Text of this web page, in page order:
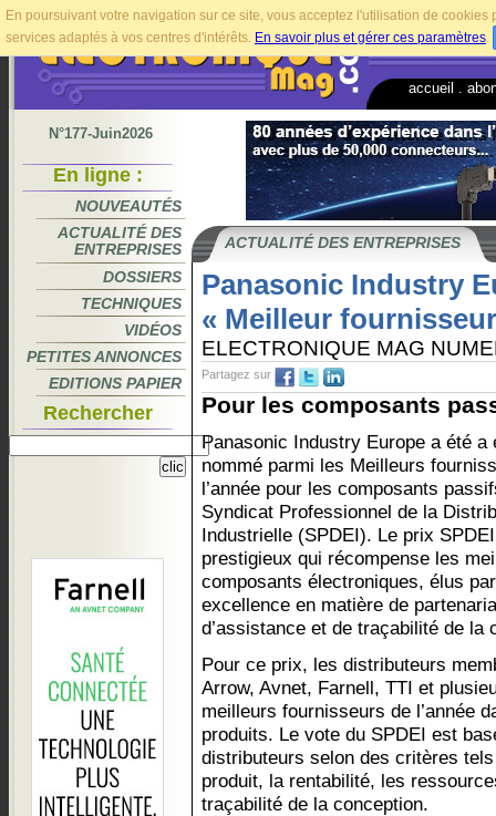
En poursuivant votre navigation sur ce site, vous acceptez l'utilisation de
services adaptés à vos centres d'intérêts. En savoir plus et gérer ces paramètres.
accueil
N°177-Juin2026
En ligne :
NOUVEAUTÉS
ACTUALITÉ DES
ENTREPRISES
DOSSIERS
TECHNIQUES
VIDÉOS
PETITES ANNONCES
EDITIONS PAPIER
Rechercher
ACTUALITÉ DES ENTREPRISES
Panasonic Industry
« Meilleur
ELECTRONIQUE MAG
Partagez sur
Pour les composants
Panasonic Industry Europe a été a
nommé parmi les Meilleurs
l’année pour les composants
Syndicat Professionnel de la
Industrielle (SPDEI). Le prix
prestigieux qui récompense les
composants électroniques, élus
excellence en matière de
d’assistance et de traçabilité de la
Pour ce prix, les distributeurs
Arrow, Avnet, Farnell, TTI et
meilleurs fournisseurs de l’année
produits. Le vote du SPDEI est
distributeurs selon des critères
produit, la rentabilité, les
traçabilité de la conception.